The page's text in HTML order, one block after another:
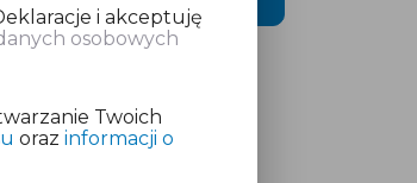
i akceptuję
osobowych
Twoich
orazinformacji o